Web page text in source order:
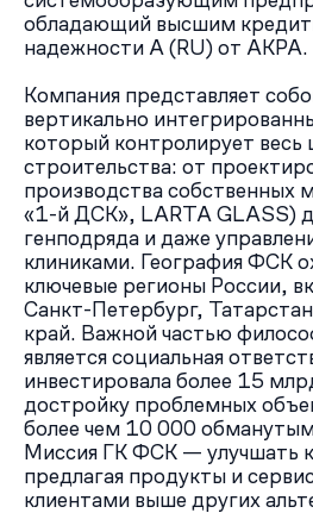
Жителям комплекса будут
спорта, в том числе водных. На
кататься на водных лыжах, в
устраивать прогулки, пробежки,
спортивному ориентированию,
комплекса — играть в
шахматы.
Плюсы и минусы
ЖК «Первый Химкинский» — это
надежного застройщика «1-
преимуществ проекта —
близость леса и водоема,
внутренняя инфраструктура,
спорта и досуга для детей и
отметить современную
эргономичные планировочные
состава семьи.
Единственным недостатком для
жить в «Первом Химкинском», но
обладающий высшим
надежности А (RU) от АКРА.
Компания представляет
вертикально
который контролирует весь
строительства: от
производства собственных
«1-й ДСК», LARTA GLASS)
генподряда и даже
клиниками. География ФСК
ключевые регионы России,
Санкт-Петербург,
край. Важной частью
является социальная
инвестировала более 15
достройку проблемных
более чем 10 000
Миссия ГК ФСК — улучшать
предлагая продукты и
клиентами выше других